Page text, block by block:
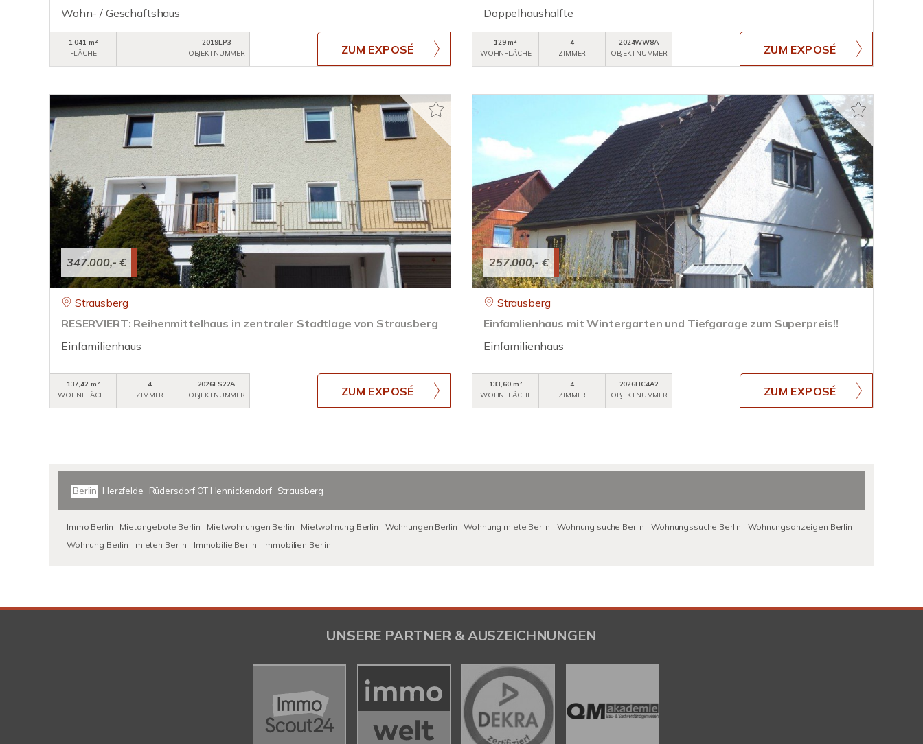
Wohn- / Geschäftshaus
1.041 m²
FLÄCHE
2019LP3
OBJEKTNUMMER
ZUM EXPOSÉ
Doppelhaushälfte
129 m²
WOHNFLÄCHE
4
ZIMMER
2024WW8A
OBJEKTNUMMER
ZUM EXPOSÉ
347.000,- €
Strausberg
RESERVIERT: Reihenmittelhaus in zentraler Stadtlage von Strausberg
Einfamilienhaus
137,42 m²
WOHNFLÄCHE
4
ZIMMER
2026ES22A
OBJEKTNUMMER
ZUM EXPOSÉ
257.000,- €
Strausberg
Einfamlienhaus mit Wintergarten und Tiefgarage zum Superpreis!!
Einfamilienhaus
133,60 m²
WOHNFLÄCHE
4
ZIMMER
2026HC4A2
OBJEKTNUMMER
ZUM EXPOSÉ
Berlin Herzfelde Rüdersdorf OT Hennickendorf Strausberg
Immo Berlin Mietangebote Berlin Mietwohnungen Berlin Mietwohnung Berlin Wohnungen Berlin Wohnung miete Berlin Wohnung suche Berlin Wohnungssuche Berlin
Wohnungsanzeigen Berlin
Wohnung Berlin
mieten Berlin Immobilie Berlin Immobilien Berlin
UNSERE PARTNER & AUSZEICHNUNGEN